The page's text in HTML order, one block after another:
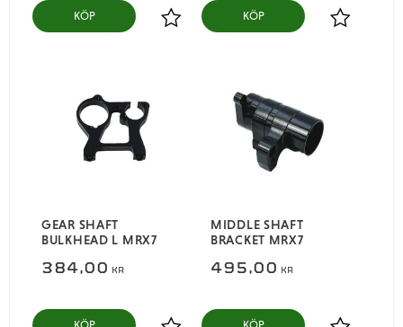
Lägg till i favoriter
KÖP
Lägg till i
KÖP
GEAR SHAFT
BULKHEAD L MRX7
384,00 KR
MIDDLE SHAFT
BRACKET MRX7
495,00 KR